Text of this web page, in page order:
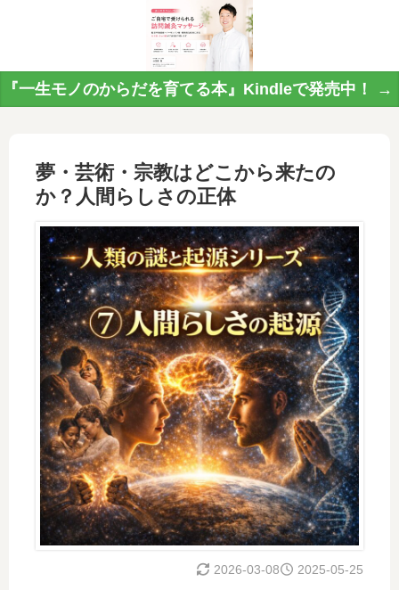
一生モノのからだを育てる本』Kindleで発売中！ →
夢・芸術・宗教はどこから来たの
か？人間らしさの正体
2025-05-25
2026-03-08